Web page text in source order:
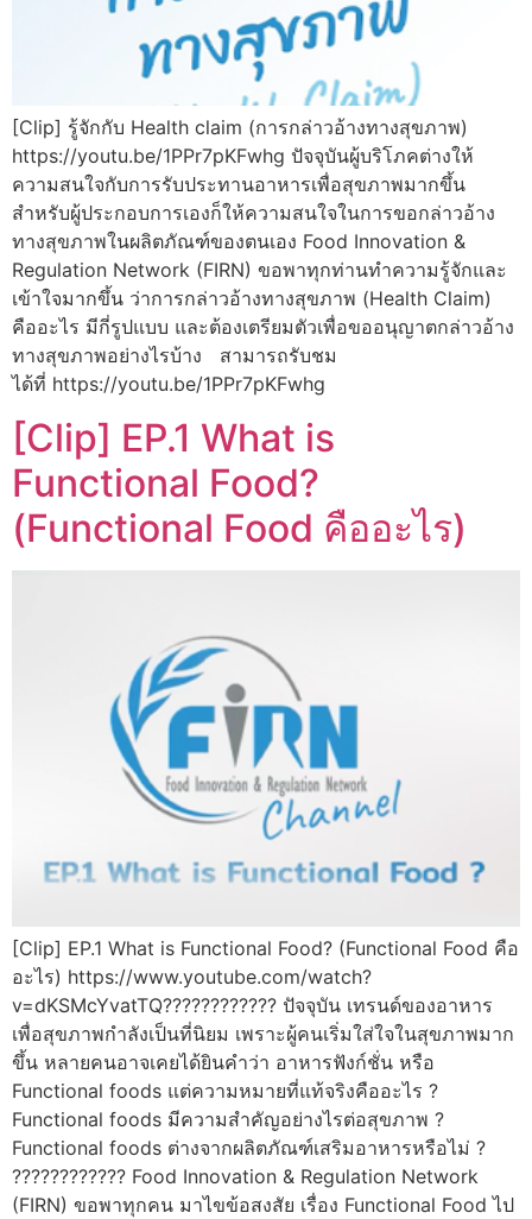
[Clip] รู้จักกับ Health claim (การกล่าวอ้างทางสุขภาพ)
https://youtu.be/1PPr7pKFwhg ปัจจุบันผู้บริโภคต่างให้
ความสนใจกับการรับประทานอาหารเพื่อสุขภาพมากขึ้น
สำหรับผู้ประกอบการเองก็ให้ความสนใจในการขอกล่าวอ้าง
ทางสุขภาพในผลิตภัณฑ์ของตนเอง Food Innovation &
Regulation Network (FIRN) ขอพาทุกท่านทำความรู้จักและ
เข้าใจมากขึ้น ว่าการกล่าวอ้างทางสุขภาพ (Health Claim)
คืออะไร มีกี่รูปแบบ และต้องเตรียมตัวเพื่อขออนุญาตกล่าวอ้าง
ทางสุขภาพอย่างไรบ้าง สามารถรับชม
ได้ที่ https://youtu.be/1PPr7pKFwhg
[Clip] EP.1 What is
Functional Food?
(Functional Food คืออะไร)
[Clip] EP.1 What is Functional Food? (Functional Food คือ
อะไร) https://www.youtube.com/watch?
v=dKSMcYvatTQ???????????? ปัจจุบัน เทรนด์ของอาหาร
เพื่อสุขภาพกำลังเป็นที่นิยม เพราะผู้คนเริ่มใส่ใจในสุขภาพมาก
ขึ้น หลายคนอาจเคยได้ยินคำว่า อาหารฟังก์ชั่น หรือ
Functional foods แต่ความหมายที่แท้จริงคืออะไร ?
Functional foods มีความสำคัญอย่างไรต่อสุขภาพ ?
Functional foods ต่างจากผลิตภัณฑ์เสริมอาหารหรือไม่ ?
???????????? Food Innovation & Regulation Network
(FIRN) ขอพาทุกคน มาไขข้อสงสัย เรื่อง Functional Food ไป